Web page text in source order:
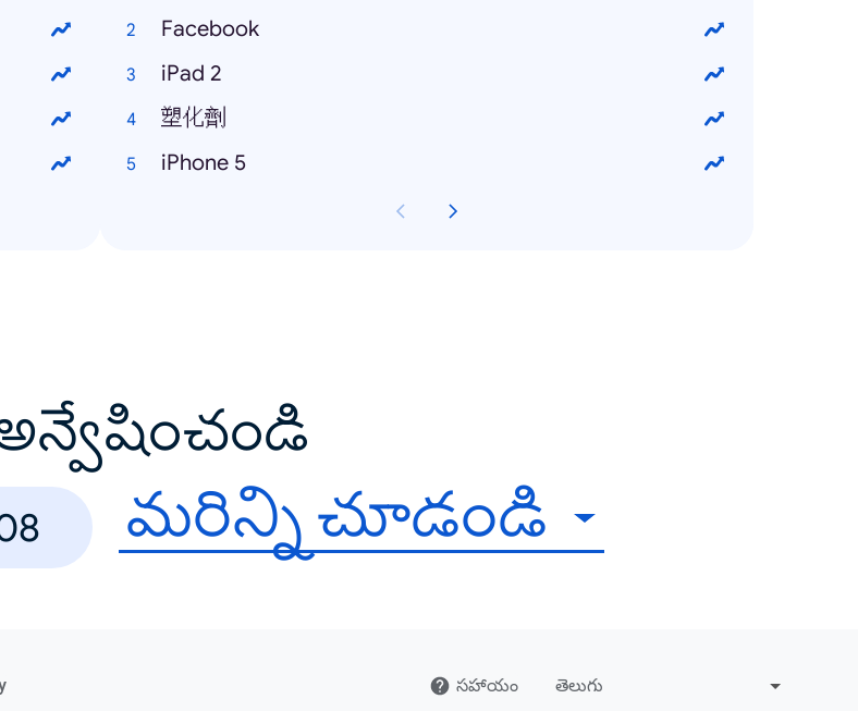
Facebook
iPad 2
塑化劑
iPhone 5
మరిన్ని చూడండి
సహాయం